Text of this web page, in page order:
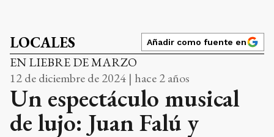
LOCALES Añadir como fuente en
EN LIEBRE DE MARZO
12 de diciembre de 2024 | hace 2 años
Un espectáculo musical
de lujo: Juan Falú y